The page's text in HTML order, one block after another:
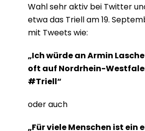
Wahl sehr aktiv bei Twitter
etwa das Triell am 19.
mit Tweets wie:
„Ich würde an Armin
oft auf Nordrhein-
#Triell“
oder auch
„Für viele Menschen ist ein